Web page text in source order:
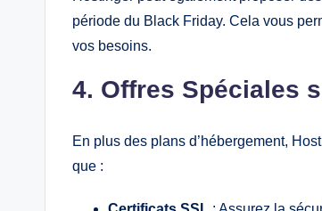
période du Black Friday. Cela vous
vos besoins.
4. Offres Spéciales
En plus des plans d’hébergement,
que :